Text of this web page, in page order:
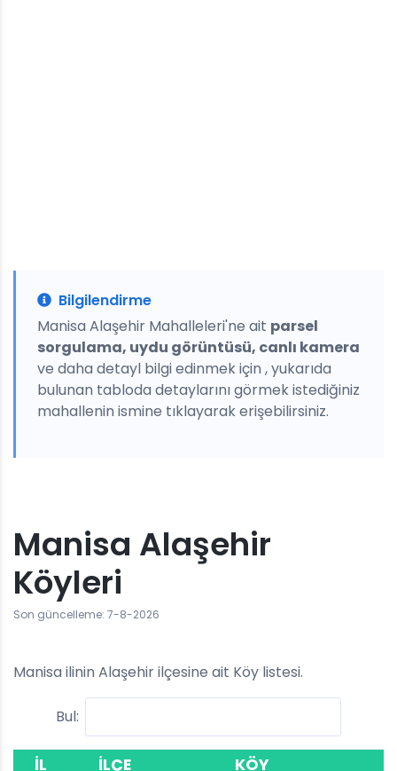
Bilgilendirme
Manisa Alaşehir Mahalleleri'ne ait parsel
sorgulama, uydu görüntüsü, canlı kamera
ve daha detayl bilgi edinmek için , yukarıda
bulunan tabloda detaylarını görmek istediğiniz
mahallenin ismine tıklayarak erişebilirsiniz.
Manisa Alaşehir
Köyleri
Son güncelleme: 7-8-2026
Manisa ilinin Alaşehir ilçesine ait Köy listesi.
Bul:
İL İLÇE KÖY